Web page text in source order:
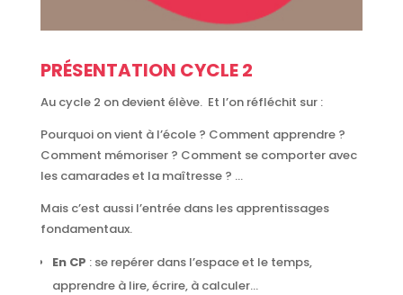
PRÉSENTATION CYCLE 2
Au cycle 2 on devient élève. Et l’on réfléchit sur :
Pourquoi on vient à l’école ? Comment apprendre ?
Comment mémoriser ? Comment se comporter avec
les camarades et la maîtresse ? …
Mais c’est aussi l’entrée dans les apprentissages
fondamentaux.
En CP : se repérer dans l’espace et le temps,
apprendre à lire, écrire, à calculer…